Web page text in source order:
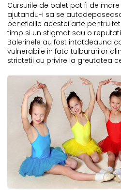
Cursurile de balet pot fi de
ajutandu-i sa se
beneficiile acestei arte pentru
timp si un stigmat sau o
Balerinele au fost intotdeauna
vulnerabile in fata tulburarilor
strictetii cu privire la greutatea